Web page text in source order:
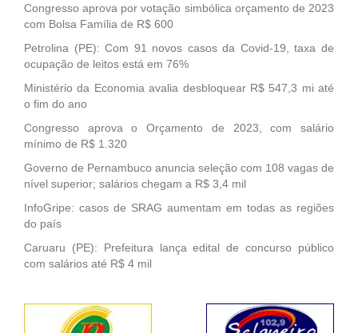
Congresso aprova por votação simbólica orçamento de 2023
com Bolsa Família de R$ 600
Petrolina (PE): Com 91 novos casos da Covid-19, taxa de
ocupação de leitos está em 76%
Ministério da Economia avalia desbloquear R$ 547,3 mi até
o fim do ano
Congresso aprova o Orçamento de 2023, com salário
mínimo de R$ 1.320
Governo de Pernambuco anuncia seleção com 108 vagas de
nível superior; salários chegam a R$ 3,4 mil
InfoGripe: casos de SRAG aumentam em todas as regiões
do país
Caruaru (PE): Prefeitura lança edital de concurso público
com salários até R$ 4 mil